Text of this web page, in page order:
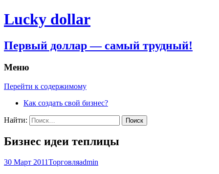
Lucky dollar
Первый доллар — самый трудный!
Меню
Перейти к содержимому
Как создать свой бизнес?
Найти:
Бизнес идеи теплицы
30 Март 2011Торговляadmin